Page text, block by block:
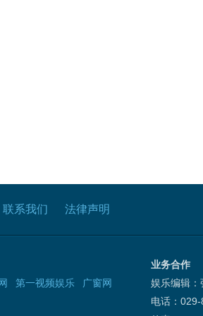
联系我们 法律声明
第一视频娱乐 广窗网
业务合作
娱乐编辑：
电话：